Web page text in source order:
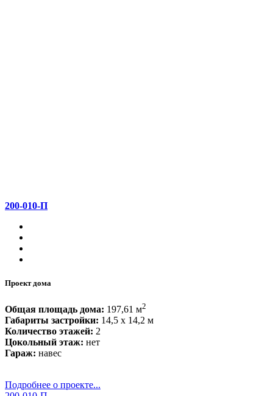
200-010-П
Проект дома
Общая площадь дома: 197,61 м2
Габариты застройки: 14,5 x 14,2 м
Количество этажей: 2
Цокольный этаж: нет
Гараж: навес
Подробнее о проекте...